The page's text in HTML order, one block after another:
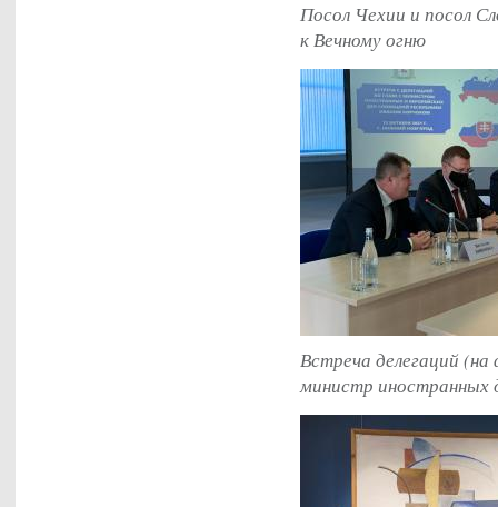
Посол Чехии и посол
к Вечному огню
Встреча делегаций
министр иностранных